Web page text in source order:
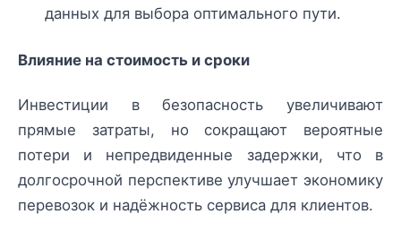
данных для выбора оптимального пути.
Влияние на стоимость и сроки
Инвестиции в безопасность увеличивают
прямые затраты, но сокращают вероятные
потери и непредвиденные задержки, что в
долгосрочной перспективе улучшает экономику
перевозок и надёжность сервиса для клиентов.